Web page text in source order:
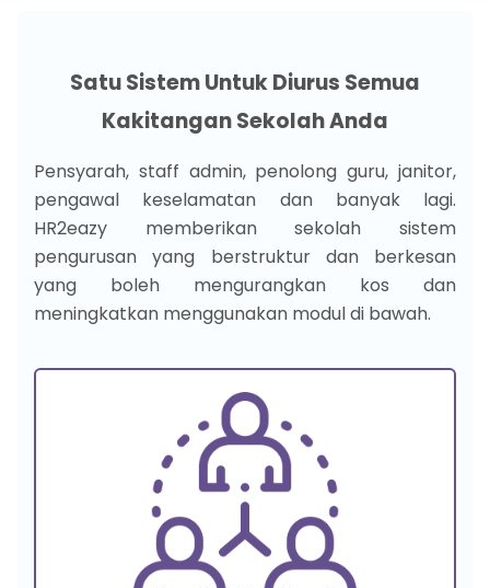
Satu Sistem Untuk Diurus Semua
Kakitangan Sekolah Anda
Pensyarah, staff admin, penolong guru, janitor,
pengawal keselamatan dan banyak lagi.
HR2eazy memberikan sekolah sistem
pengurusan yang berstruktur dan berkesan
yang boleh mengurangkan kos dan
meningkatkan menggunakan modul di bawah.